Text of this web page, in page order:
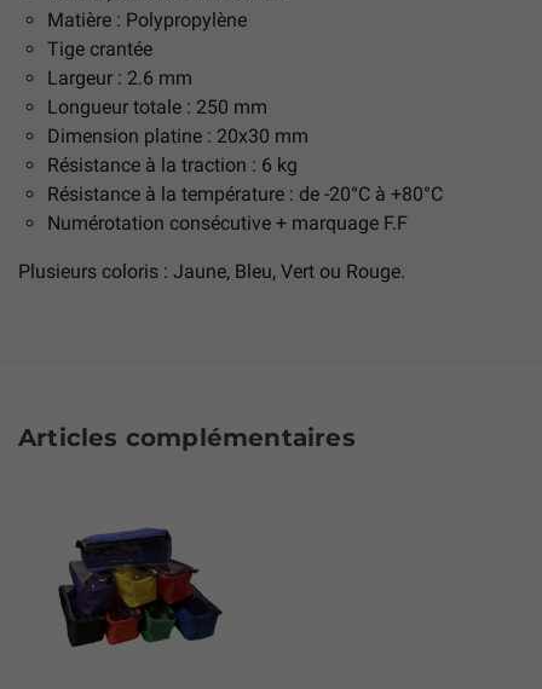
Matière : Polypropylène
Tige crantée
Largeur : 2.6 mm
Longueur totale : 250 mm
Dimension platine : 20x30 mm
Résistance à la traction : 6 kg
Résistance à la température : de -20°C à +80°C
Numérotation consécutive + marquage F.F
Plusieurs coloris : Jaune, Bleu, Vert ou Rouge.
Articles complémentaires